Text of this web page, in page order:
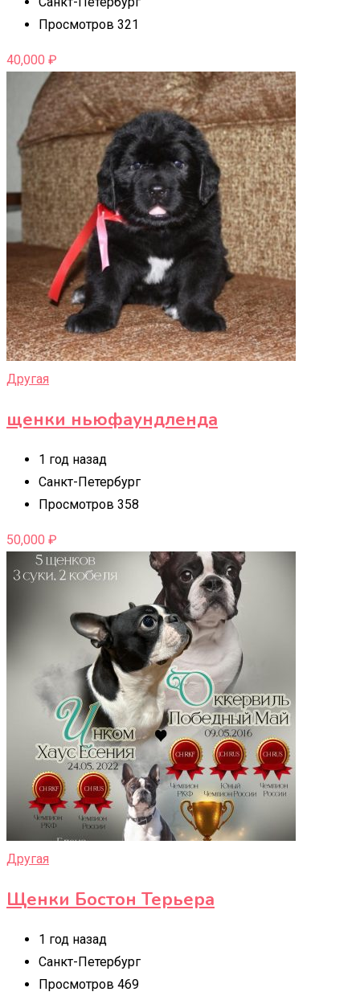
Просмотров 321
40,000 ₽
Другая
щенки ньюфаундленда
1 год назад
Санкт-Петербург
Просмотров 358
50,000 ₽
Другая
Щенки Бостон Терьера
1 год назад
Санкт-Петербург
Просмотров 469